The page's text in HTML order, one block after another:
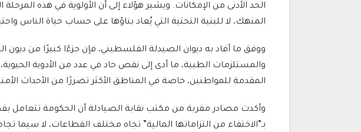
الحد الأدنى من الإمكانات. ويشير هؤلاء إلى أن الأولوية في هذه
المنهك، لا للبنية التحتية التي يُعاد بناؤها على حساب حياة الناس
ووفق ما أفاد به ديوان الصيدلة الفلسطيني، فإن جزءًا كبيرًا من ديون
والمستلزمات الطبية، ما أدى إلى نقص حاد في عدد من الأدوية
المقدمة للمواطنين، خاصة في المناطق الأكثر تضررًا من الأحداث
وأكدت مصادر مقربة من مكتب نقابة الصيادلة أن الحكومة تتعامل
بـ”الاختفاء من التزاماتها المالية” تجاه مختلف القطاعات، لا سيما